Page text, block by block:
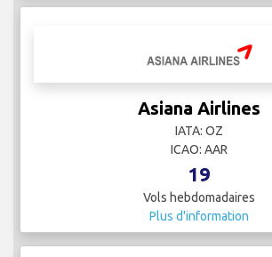
Asiana Airlines
IATA: OZ
ICAO: AAR
19
Vols hebdomadaires
Plus d'information